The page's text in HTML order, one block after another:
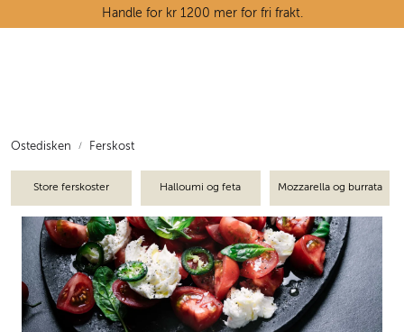
Skip to main contentHandle for kr 1200 mer for fri frakt.
Ostedisken Ferskost
Store ferskoster Halloumi og feta Mozzarella og burrata
Tørrvarehylla
Grøntavdelingen
Oppskrifter
Kunnskapshjørnet